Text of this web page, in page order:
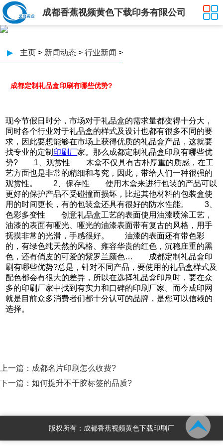
成都香蕉视频黄色下载印务有限公司
▶ 主页 > 新闻动态 > 行业新闻 >
成都定制礼品盒印刷有哪些优势?
现今节假日时分，市场对于礼品盒的需求量都变得十分大，
同时各个行业对于礼品盒的样式及设计也都有很多不同的要
求，因此要想能够在市场上获得优质的礼品盒产品，这就要
找专业的定制 印刷厂家。那么成都定制礼品盒印刷有哪些优
势? 1、观赏性 木盒不仅具有古朴厚重的质感，在工
艺方面也是非常的精细和考究，因此，带给人们一种很强的
观赏性。 2、保存性 使用木盒来进行包装的产品可以
更好的保护产品不受碰撞而损坏，比起其他材料的包装盒使
用的时间更长，有的包装盒还具有很好的防水性能。 3、
色彩多变性 创意礼品盒工艺的表面使用油漆喷涂工艺，
油漆的表面有哑光、哑光的油漆表面带有复古的风格，用手
抚摸非常的光滑，手感很好。 油漆的表面还有带色彩
的，有绿色纯天然的风格、雍容华贵的红色，沉稳庄重的黑
色，还有俏皮的可爱的紫罗兰颜色… 成都定制礼品盒印
刷有哪些优势?总是，针对不同产品，要使用的礼品盒样式及
配色都会有很大的差异，所以在选择礼品盒印刷时，要在众
多的印刷厂家中找到有实力和口碑的印刷厂家。而今成印网
就是目前众多消费者们都十分认可的品牌，是您可以信赖的
选择。
上一篇： 成都名片印刷怎么收费?
下一篇： 如何提升不干胶标签的品质?
版权所有：成都香蕉视频黄色下载印刷厂